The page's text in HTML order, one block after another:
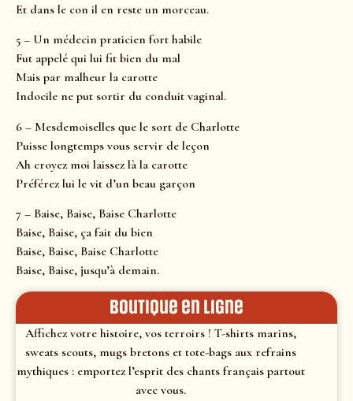
Et dans le con il en reste un morceau.
5 – Un médecin praticien fort habile
Fut appelé qui lui fit bien du mal
Mais par malheur la carotte
Indocile ne put sortir du conduit vaginal.
6 – Mesdemoiselles que le sort de Charlotte
Puisse longtemps vous servir de leçon
Ah croyez moi laissez là la carotte
Préférez lui le vit d’un beau garçon
7 – Baise, Baise, Baise Charlotte
Baise, Baise, ça fait du bien
Baise, Baise, Baise Charlotte
Baise, Baise, jusqu’à demain.
Boutique en ligne
Affichez votre histoire, vos terroirs ! T-shirts marins,
sweats scouts, mugs bretons et tote-bags aux refrains
mythiques : emportez l’esprit des chants français partout
avec vous.